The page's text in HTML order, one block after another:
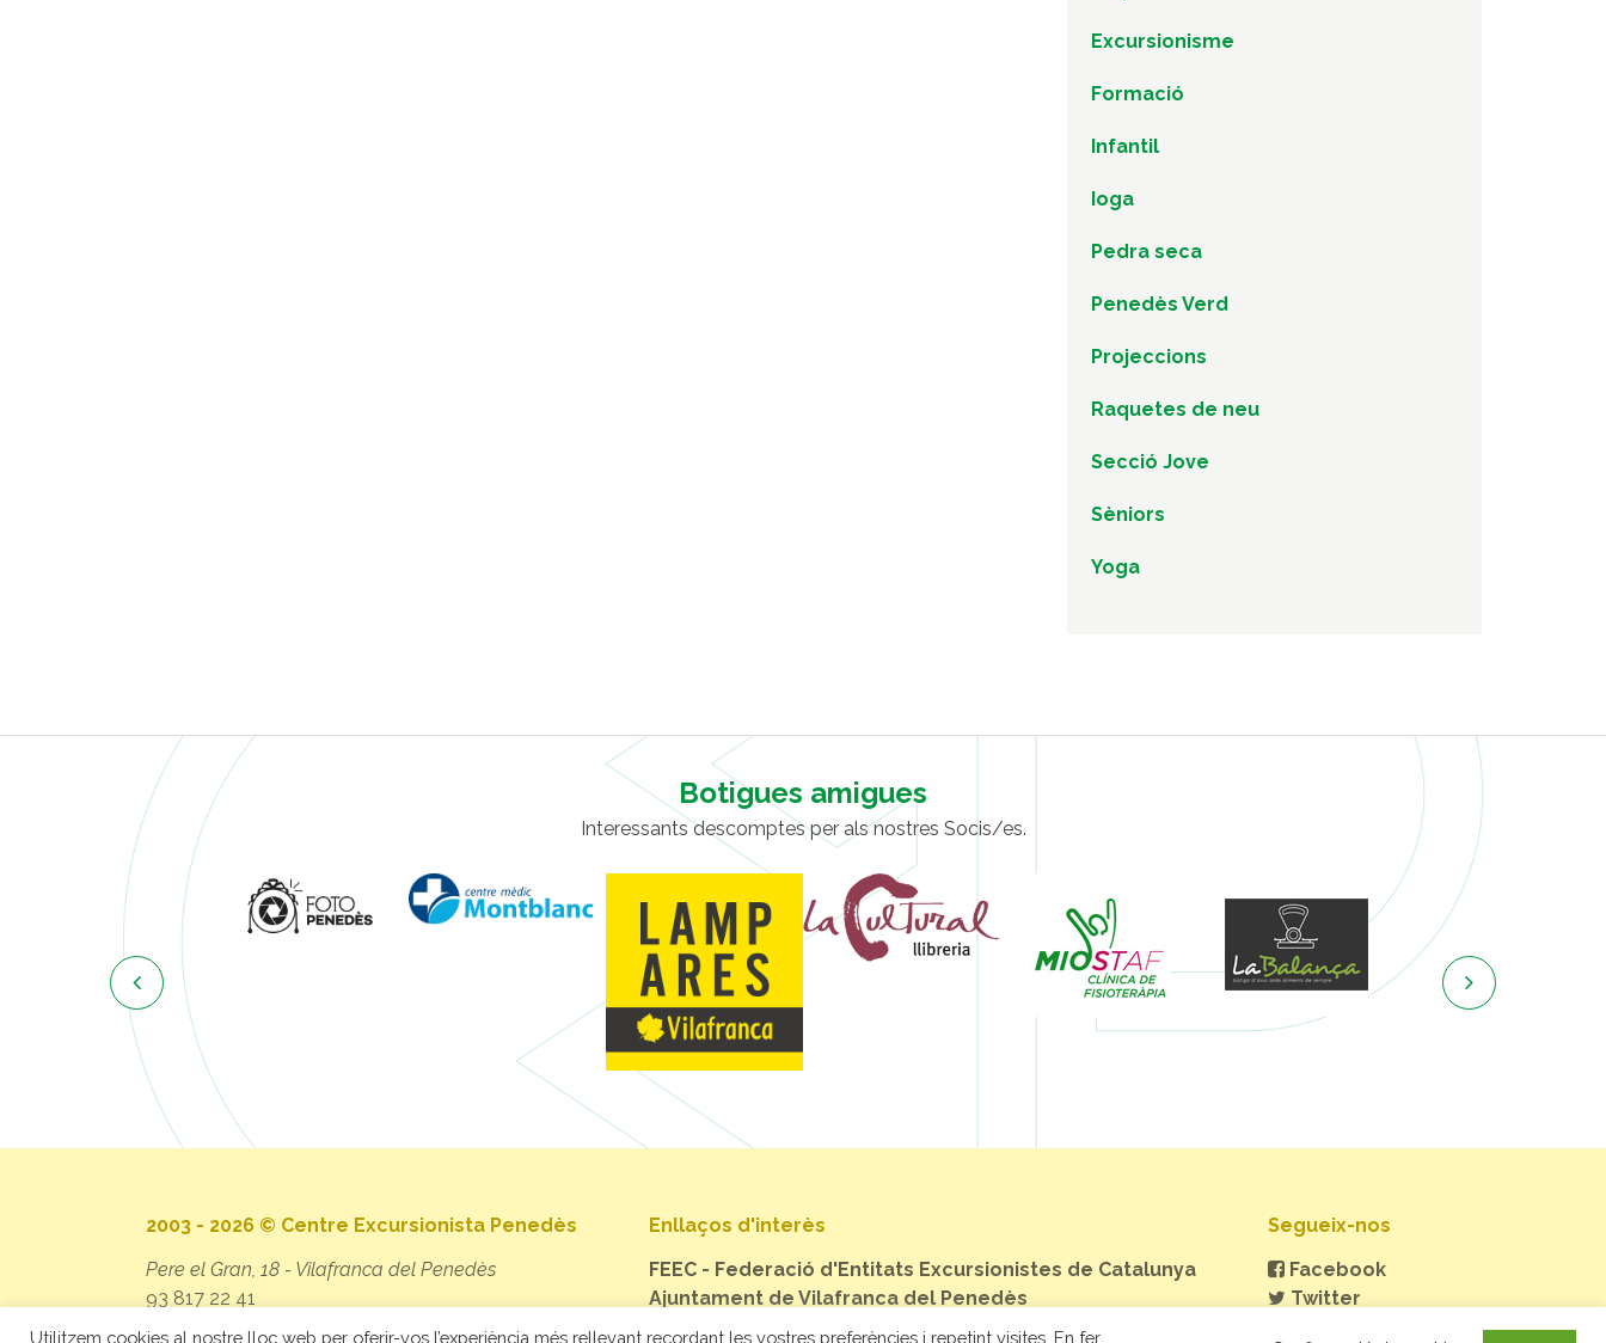
Excursionisme
Formació
Infantil
Ioga
Pedra seca
Penedès Verd
Projeccions
Raquetes de neu
Secció Jove
Sèniors
Yoga
Botigues amigues
Interessants descomptes per als nostres Socis/es.
 
2003 - 2026 © Centre Excursionista Penedès
Pere el Gran, 18 - Vilafranca del Penedès
93 817 22 41
secretaria@cep.cat
Enllaços d'interès
FEEC - Federació d'Entitats Excursionistes de Catalunya
Ajuntament de Vilafranca del Penedès
Segueix-nos
Facebook
Twitter
Utilitzem cookies al nostre lloc web per oferir-vos l’experiència més rellevant recordant les vostres preferències i repetint visites. En fer